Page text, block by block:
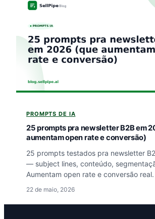
PROMPTS DE IA
25 prompts pra newsletter B2B em
aumentam open rate e conversão)
25 prompts testados pra newsletter
— subject lines, conteúdo,
Aumentam open rate e conversão real.
22 de maio, 2026